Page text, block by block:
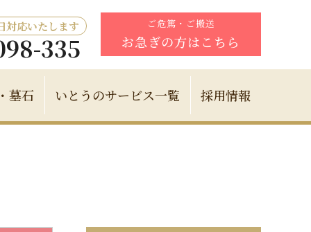
対応いたします
335
ご危篤・ご搬送
お急ぎの方はこちら
墓石 いとうのサービス一覧 採用情報